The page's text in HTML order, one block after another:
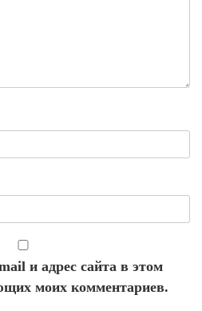
и адрес сайта в этом
моих комментариев.